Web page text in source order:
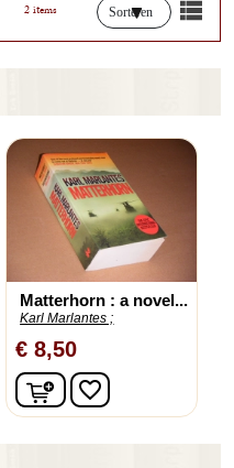
2 items Sorteren
Matterhorn : a novel...
Karl Marlantes ;
€ 8,50
In winkelwagen
favorite_border